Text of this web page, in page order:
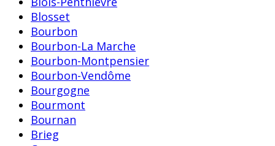
Blosset
Bourbon
Bourbon-La Marche
Bourbon-Montpensier
Bourbon-Vendôme
Bourgogne
Bourmont
Bournan
Brieg